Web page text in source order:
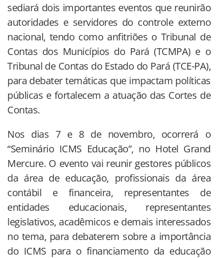
sediará dois importantes eventos que reunirão
autoridades e servidores do controle externo
nacional, tendo como anfitriões o Tribunal de
Contas dos Municípios do Pará (TCMPA) e o
Tribunal de Contas do Estado do Pará (TCE-PA),
para debater temáticas que impactam políticas
públicas e fortalecem a atuação das Cortes de
Contas.
Nos dias 7 e 8 de novembro, ocorrerá o
“Seminário ICMS Educação”, no Hotel Grand
Mercure. O evento vai reunir gestores públicos
da área de educação, profissionais da área
contábil e financeira, representantes de
entidades educacionais, representantes
legislativos, acadêmicos e demais interessados
no tema, para debaterem sobre a importância
do ICMS para o financiamento da educação